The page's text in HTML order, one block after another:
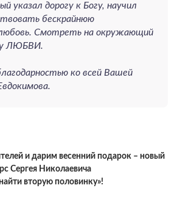
указал дорогу к Богу, научил
бескрайнюю
Смотреть на окружающий
ЛЮБВИ.
ко всей Вашей
и дарим весенний подарок – новый
Сергея Николаевича
вторую половинку»!